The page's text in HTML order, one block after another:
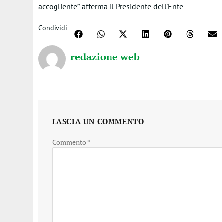
accogliente”-afferma il Presidente dell’Ente
Condividi
redazione web
LASCIA UN COMMENTO
Commento *